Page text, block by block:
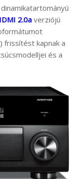
2.0a verziójú
kapnak a
és a